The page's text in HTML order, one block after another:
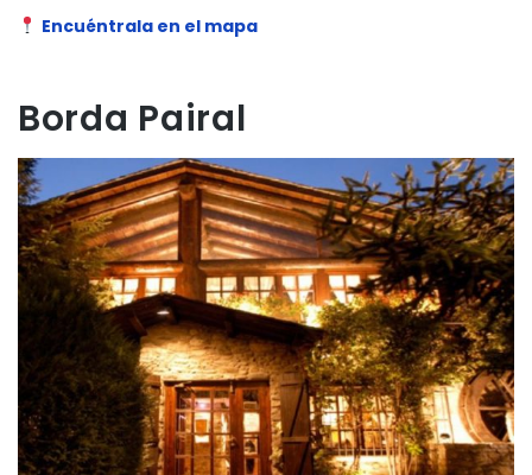
Encuéntrala en el mapa
Borda Pairal